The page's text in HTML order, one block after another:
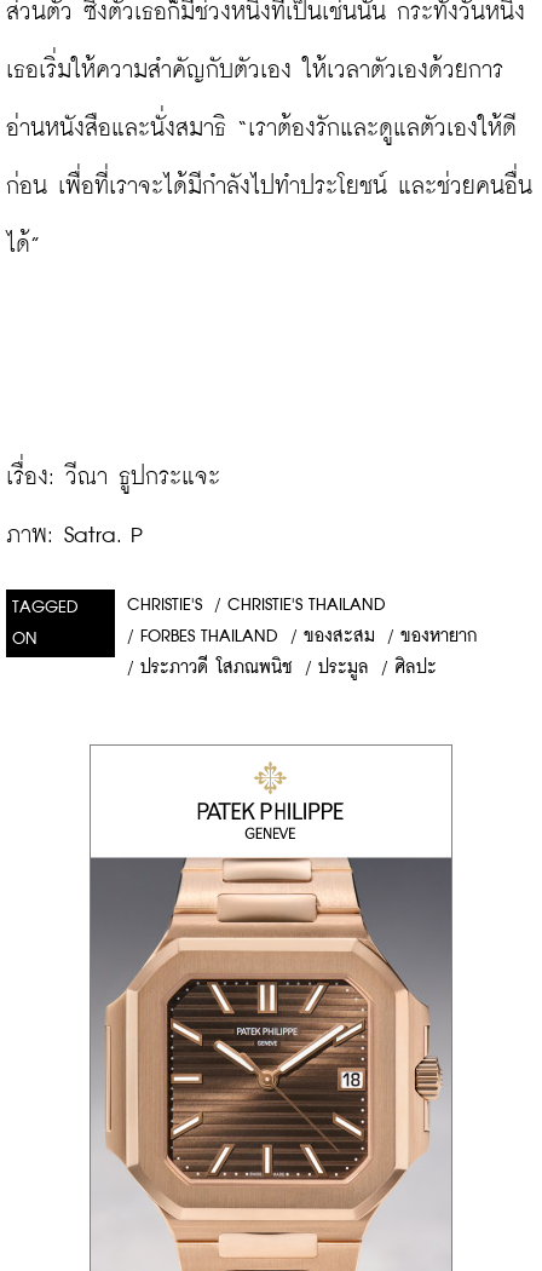
ส่วนตัว ซึ่งตัวเธอก็มีช่วงหนึ่งที่เป็นเช่นนั้น กระทั่งวันหนึ่ง
เธอเริ่มให้ความสำคัญกับตัวเอง ให้เวลาตัวเองด้วยการ
อ่านหนังสือและนั่งสมาธิ “เราต้องรักและดูแลตัวเองให้ดี
ก่อน เพื่อที่เราจะได้มีกำลังไปทำประโยชน์ และช่วยคนอื่น
ได้”
เรื่อง: วีณา ธูปกระแจะ
ภาพ: Satra. P
TAGGED
ON
CHRISTIE'S / CHRISTIE'S THAILAND
/ FORBES THAILAND / ของสะสม / ของหายาก
/ ประภาวดี โสภณพนิช / ประมูล / ศิลปะ